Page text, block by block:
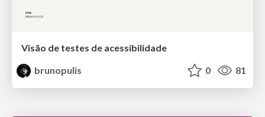
Visão de testes de acessibilidade
brunopulis
0 81